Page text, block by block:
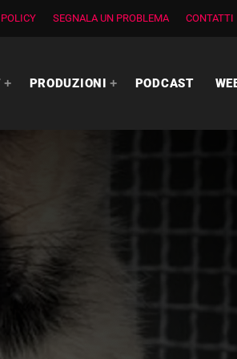
SEGNALA UN PROBLEMA CONTATTI
PRODUZIONI PODCAST